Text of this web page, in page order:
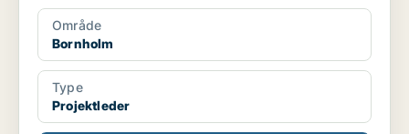
Område
Bornholm
Type
Projektleder